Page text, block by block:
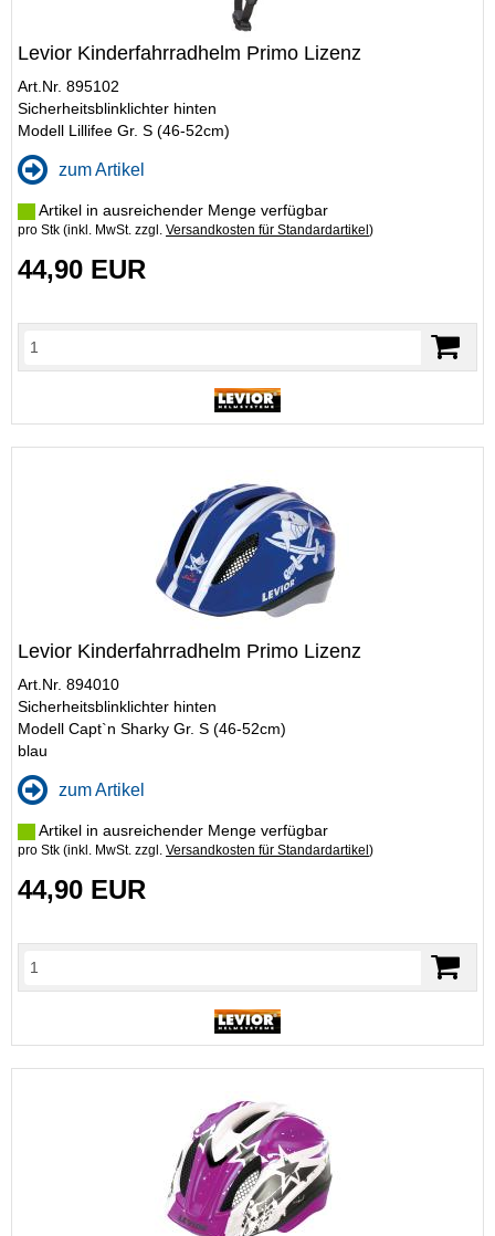
Levior Kinderfahrradhelm Primo Lizenz
Art.Nr. 895102
Sicherheitsblinklichter hinten
Modell Lillifee Gr. S (46-52cm)
zum Artikel
Artikel in ausreichender Menge verfügbar
pro Stk (inkl. MwSt. zzgl. Versandkosten für Standardartikel )
44,90 EUR
Levior Kinderfahrradhelm Primo Lizenz
Art.Nr. 894010
Sicherheitsblinklichter hinten
Modell Capt`n Sharky Gr. S (46-52cm)
blau
zum Artikel
Artikel in ausreichender Menge verfügbar
pro Stk (inkl. MwSt. zzgl. Versandkosten für Standardartikel )
44,90 EUR